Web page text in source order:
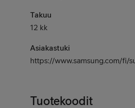
Takuu
12 kk
Asiakastuki
https://www.samsung.com/fi/
Tuotekoodit